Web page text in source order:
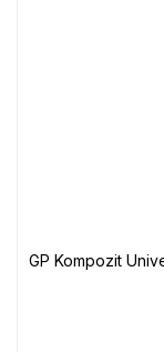
GP Kompozit